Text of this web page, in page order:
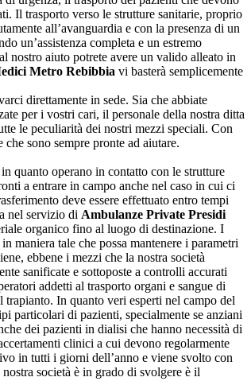
Il trasporto verso le strutture sanitarie, proprio
all’avanguardia e con la presenza di un
un’assistenza completa e un estremo
nostro aiuto potrete avere un valido alleato in
Metro Rebibbia vi basterà semplicemente
direttamente in sede. Sia che abbiate
per i vostri cari, il personale della nostra ditta
le peculiarità dei nostri mezzi speciali. Con
sono sempre pronte ad aiutare.
quanto operano in contatto con le strutture
a entrare in campo anche nel caso in cui ci
deve essere effettuato entro tempi
nel servizio di Ambulanze Private Presidi
organico fino al luogo di destinazione. I
maniera tale che possa mantenere i parametri
ebbene i mezzi che la nostra società
sanificate e sottoposte a controlli accurati
addetti al trasporto organi e sangue di
In quanto veri esperti nel campo del
particolari di pazienti, specialmente se anziani
dei pazienti in dialisi che hanno necessità di
clinici a cui devono regolarmente
in tutti i giorni dell’anno e viene svolto con
società è in grado di svolgere è il